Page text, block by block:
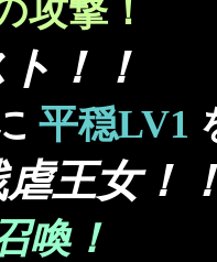
攻撃！
！！
平穏LV1
王女！
喚！